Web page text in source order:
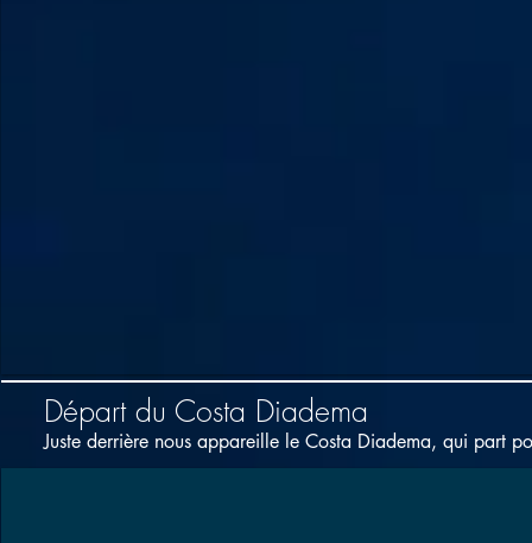
Départ du Costa Diadema
Juste derrière nous appareille le Costa Diadema, qui part